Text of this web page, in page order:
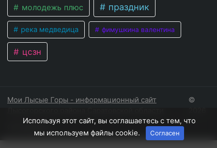
молодежь плюс праздник
река медведица фимушкина валентина
цсзн
Мои Лысые Горы - информационный сайт
©
Соглашение
Используя этот сайт, вы соглашаетесь с тем, что
мы используем файлы cookie.
Согласен